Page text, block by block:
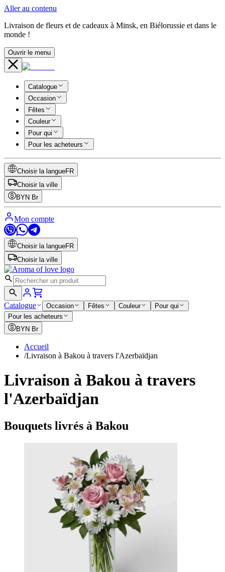
Aller au contenu
Livraison de fleurs et de cadeaux à Minsk, en Biélorussie et dans le
monde !
Ouvrir le menu
Catalogue
Occasion
Fêtes
Couleur
Pour qui
Pour les acheteurs
Choisir la langueFR
Choisir la ville
BYN Br
Mon compte
Choisir la langueFR
Choisir la ville
Catalogue Occasion Fêtes Couleur
Pour qui
Pour les acheteurs
BYN Br
Accueil
/Livraison à Bakou à travers l'Azerbaïdjan
Livraison à Bakou à travers
l'Azerbaïdjan
Bouquets livrés à Bakou